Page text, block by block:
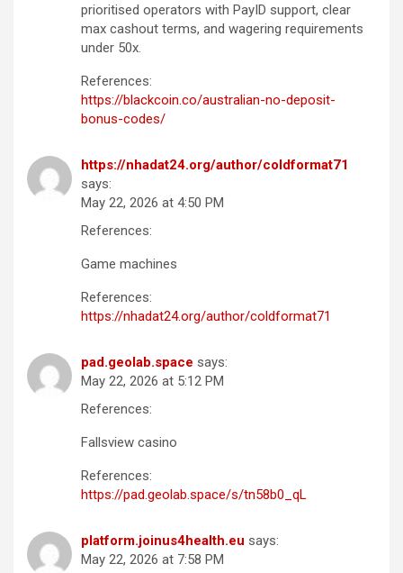
prioritised operators with PayID support, clear
max cashout terms, and wagering requirements
under 50x.
References:
https://blackcoin.co/australian-no-deposit-
bonus-codes/
https://nhadat24.org/author/coldformat71
says:
May 22, 2026 at 4:50 PM
References:
Game machines
References:
https://nhadat24.org/author/coldformat71
pad.geolab.space says:
May 22, 2026 at 5:12 PM
References:
Fallsview casino
References:
https://pad.geolab.space/s/tn58b0_qL
platform.joinus4health.eu says:
May 22, 2026 at 7:58 PM